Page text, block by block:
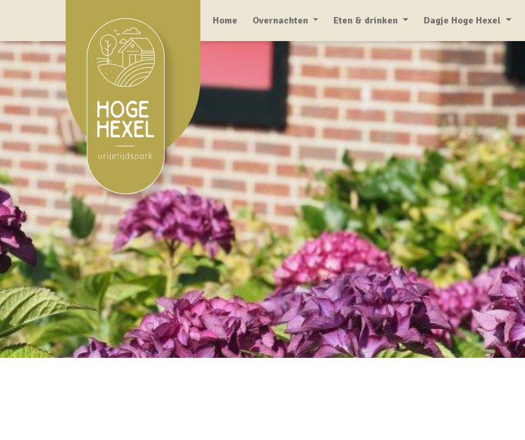
Home Overnachten Eten & drinken Dagje Hoge Hexel